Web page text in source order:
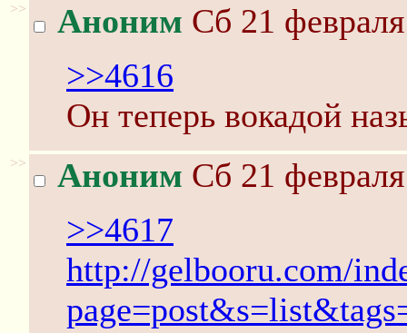
>> Аноним Сб 21
>>4616
Он теперь вокадой
>> Аноним Сб 21
>>4617
http://gelbooru.com/